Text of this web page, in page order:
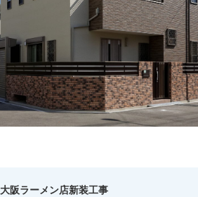
大阪ラーメン店新装工事